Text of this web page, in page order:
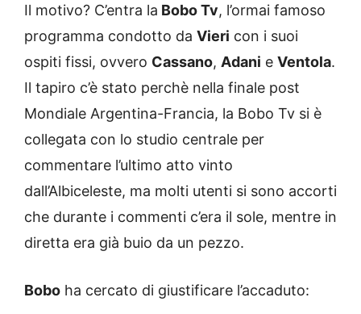
Il motivo? C’entra la Bobo Tv, l’ormai famoso
programma condotto da Vieri con i suoi
ospiti fissi, ovvero Cassano, Adani e Ventola.
Il tapiro c’è stato perchè nella finale post
Mondiale Argentina-Francia, la Bobo Tv si è
collegata con lo studio centrale per
commentare l’ultimo atto vinto
dall’Albiceleste, ma molti utenti si sono accorti
che durante i commenti c’era il sole, mentre in
diretta era già buio da un pezzo.
Bobo ha cercato di giustificare l’accaduto: